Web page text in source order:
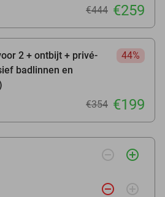
€444 €259
2 + ontbijt + privé-
badlinnen en
44%
€354 €199
remove_circle_outline add_circle_outline
remove_circle_outline add_circle_outline